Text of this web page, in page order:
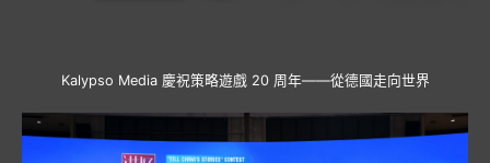
Kalypso Media 慶祝策略遊戲 20 周年——從德國走向世界